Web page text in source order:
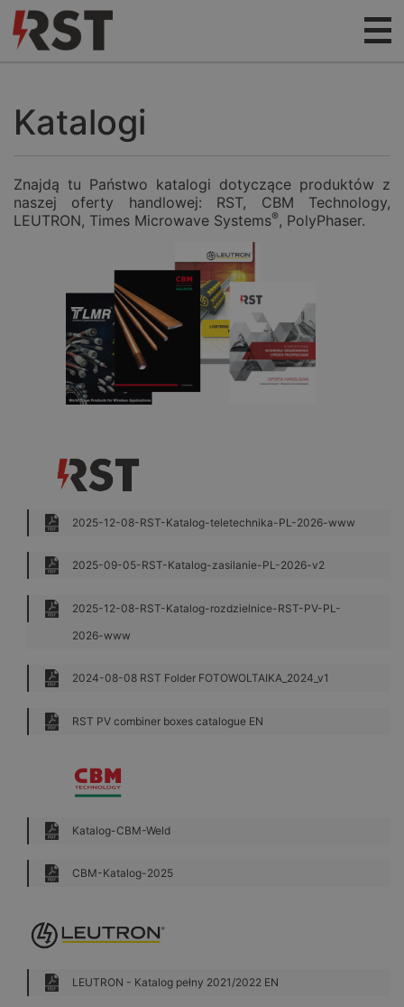
Katalogi
Znajdą tu Państwo katalogi dotyczące produktów z
naszej oferty handlowej: RST, CBM Technology,
LEUTRON, Times Microwave Systems®, PolyPhaser.
2025-12-08-RST-Katalog-teletechnika-PL-2026-www
2025-09-05-RST-Katalog-zasilanie-PL-2026-v2
2025-12-08-RST-Katalog-rozdzielnice-RST-PV-PL-
2026-www
2024-08-08 RST Folder FOTOWOLTAIKA_2024_v1
RST PV combiner boxes catalogue EN
Katalog-CBM-Weld
CBM-Katalog-2025
LEUTRON - Katalog pełny 2021/2022 EN